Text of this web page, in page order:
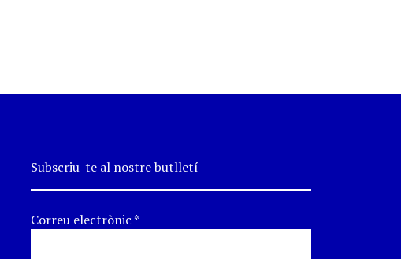
Subscriu-te al nostre butlletí
Correu electrònic*